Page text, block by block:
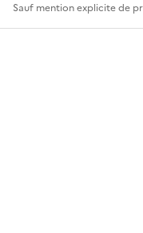
Sauf mention explicite de